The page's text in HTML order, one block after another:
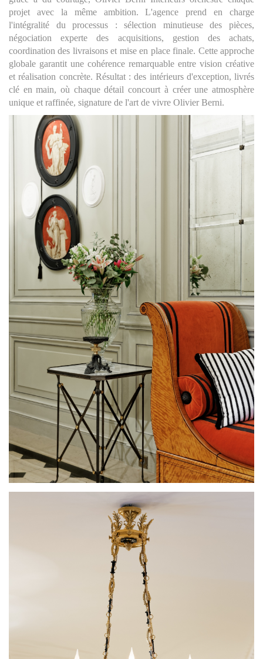
projet avec la même ambition. L'agence prend en charge
l'intégralité du processus : sélection minutieuse des pièces,
négociation experte des acquisitions, gestion des achats,
coordination des livraisons et mise en place finale. Cette approche
globale garantit une cohérence remarquable entre vision créative
et réalisation concrète. Résultat : des intérieurs d'exception, livrés
clé en main, où chaque détail concourt à créer une atmosphère
unique et raffinée, signature de l'art de vivre Olivier Berni.